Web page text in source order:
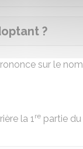
?
sur le nom
la 1re partie du